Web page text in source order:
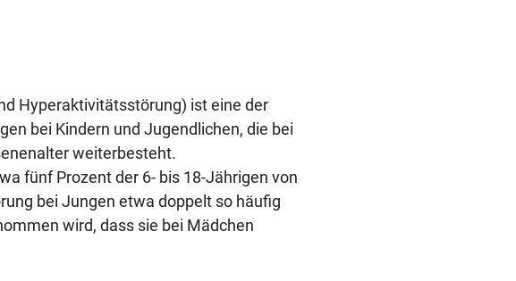
Hyperaktivitätsstörung) ist eine der
bei Kindern und Jugendlichen, die bei
weiterbesteht.
fünf Prozent der 6- bis 18-Jährigen von
bei Jungen etwa doppelt so häufig
wird, dass sie bei Mädchen